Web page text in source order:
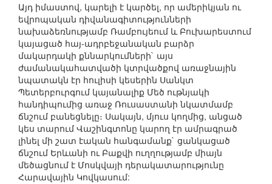
Այդ իմաստով, կարելի է կարծել, որ ամերիկյան ու
եվրոպական դիվանագիտությունների
նախաձեռնությամբ Ռամբույեում և Բուխարեստում
կայացած հայ-ադրբեջանական բարձր
մակարդակի քննարկումների` այս
ժամանակահատվածի կտրվածքով առաջնային
նպատակն էր հուլիսի կեսերին Սանկտ
Պետերբուրգում կայանալիք Մեծ ութնյակի
հանդիպումից առաջ Ռուսաստանի նկատմամբ
ճնշում բանեցնելը։ Սակայն, մյուս կողմից, անցած
կես տարում Վաշինգտոնը կարող էր ամրագրած
լինել մի շատ էական հանգամանք` ցանկացած
ճնշում Երևանի ու Բաքվի ուղղությամբ միայն
մեծացնում է Մոսկվայի դերակատարությունը
Հարավային Կովկասում: